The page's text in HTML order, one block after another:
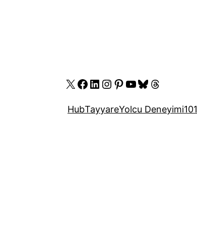
X Facebook
LinkedIn
Instagram
Pinterest
YouTube
Bluesky
Threads
HubTayyareYolcu Deneyimi101